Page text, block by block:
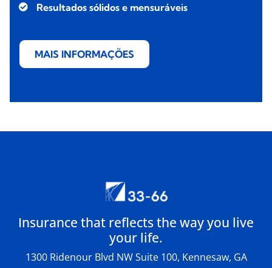
Resultados sólidos e mensuráveis
MAIS INFORMAÇÕES
Insurance that reflects the way you live
your life.
1300 Ridenour Blvd NW Suite 100, Kennesaw, GA